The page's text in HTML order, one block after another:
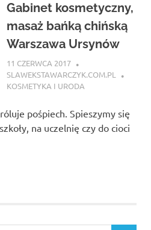
Gabinet kosmetyczny,
masaż bańką chińską
Warszawa Ursynów
11 CZERWCA 2017
SLAWEKSTAWARCZYK.COM.PL
KOSMETYKA I URODA
pośpiech. Spieszymy się
na uczelnię czy do cioci